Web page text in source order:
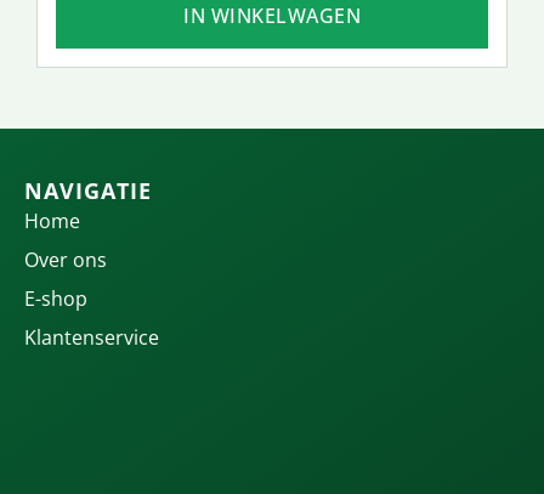
IN WINKELWAGEN
NAVIGATIE
Home
Over ons
E-shop
Klantenservice